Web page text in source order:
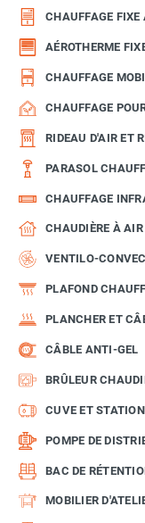
CHAUFFAGE FIXE
AÉROTHERME
CHAUFFAGE
CHAUFFAGE
RIDEAU D'AIR ET
PARASOL
CHAUFFAGE
CHAUDIÈRE À
VENTILO-
PLAFOND
PLANCHER ET
CÂBLE ANTI-GEL
BRÛLEUR
CUVE ET
POMPE DE
BAC DE
MOBILIER